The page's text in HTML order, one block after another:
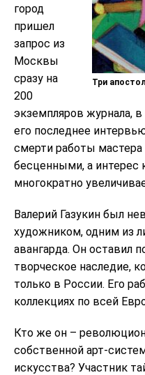
Три
город
пришел
запрос из
Москвы
сразу на
200
экземпляров журнала,
его последнее
смерти работы мастера
бесценными, а интерес
многократно
Валерий Газукин был
художником, одним из
авангарда. Он оставил
творческое наследие,
только в России. Его
коллекциях по всей
Кто же он –
собственной арт-
искусства? Участник